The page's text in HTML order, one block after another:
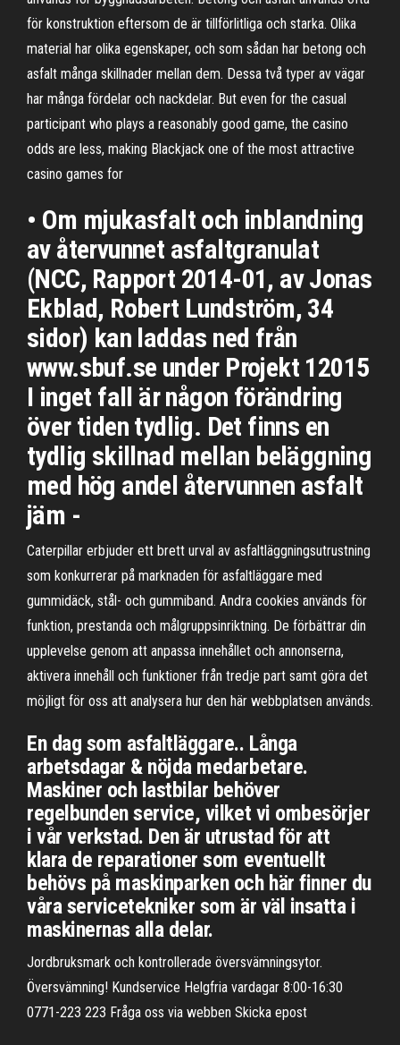
för konstruktion eftersom de är tillförlitliga och starka. Olika
material har olika egenskaper, och som sådan har betong och
asfalt många skillnader mellan dem. Dessa två typer av vägar
har många fördelar och nackdelar. But even for the casual
participant who plays a reasonably good game, the casino
odds are less, making Blackjack one of the most attractive
casino games for
• Om mjukasfalt och inblandning
av återvunnet asfaltgranulat
(NCC, Rapport 2014-01, av Jonas
Ekblad, Robert Lundström, 34
sidor) kan laddas ned från
www.sbuf.se under Projekt 12015
I inget fall är någon förändring
över tiden tydlig. Det finns en
tydlig skillnad mellan beläggning
med hög andel återvunnen asfalt
jäm -
Caterpillar erbjuder ett brett urval av asfaltläggningsutrustning
som konkurrerar på marknaden för asfaltläggare med
gummidäck, stål- och gummiband. Andra cookies används för
funktion, prestanda och målgruppsinriktning. De förbättrar din
upplevelse genom att anpassa innehållet och annonserna,
aktivera innehåll och funktioner från tredje part samt göra det
möjligt för oss att analysera hur den här webbplatsen används.
En dag som asfaltläggare.. Långa
arbetsdagar & nöjda medarbetare.
Maskiner och lastbilar behöver
regelbunden service, vilket vi ombesörjer
i vår verkstad. Den är utrustad för att
klara de reparationer som eventuellt
behövs på maskinparken och här finner du
våra servicetekniker som är väl insatta i
maskinernas alla delar.
Jordbruksmark och kontrollerade översvämningsytor.
Översvämning! Kundservice Helgfria vardagar 8:00-16:30
0771-223 223 Fråga oss via webben Skicka epost